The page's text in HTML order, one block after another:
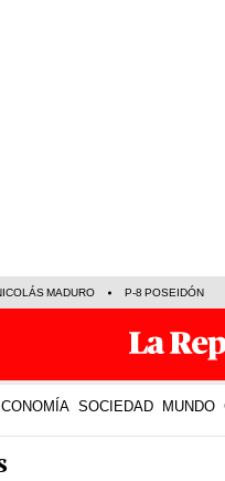
MADURO P-8 POSEIDÓN
SOCIEDAD MUNDO